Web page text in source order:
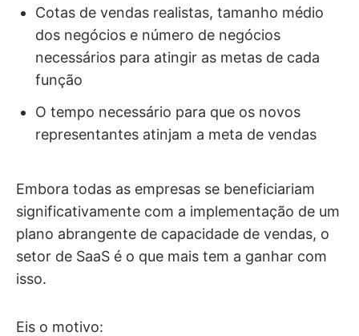
Cotas de vendas realistas, tamanho médio
dos negócios e número de negócios
necessários para atingir as metas de cada
função
O tempo necessário para que os novos
representantes atinjam a meta de vendas
Embora todas as empresas se beneficiariam
significativamente com a implementação de um
plano abrangente de capacidade de vendas, o
setor de SaaS é o que mais tem a ganhar com
isso.
Eis o motivo: